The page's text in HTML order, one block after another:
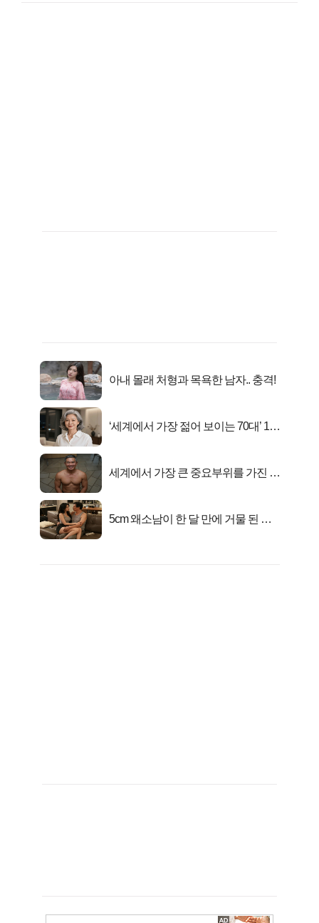
아내 몰래 처형과 목욕한 남자.. 충격!
‘세계에서 가장 젊어 보이는 70대’ 1위
세계에서 가장 큰 중요부위를 가진 남
5cm 왜소남이 한 달 만에 거물 된 사